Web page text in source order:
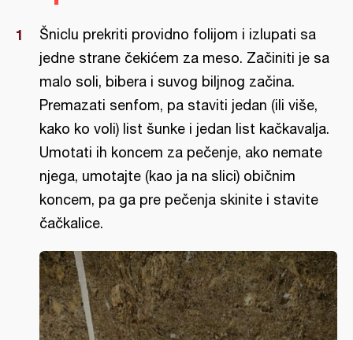
Šniclu prekriti providno folijom i izlupati sa
jedne strane čekićem za meso. Začiniti je sa
malo soli, bibera i suvog biljnog začina.
Premazati senfom, pa staviti jedan (ili više,
kako ko voli) list šunke i jedan list kačkavalja.
Umotati ih koncem za pečenje, ako nemate
njega, umotajte (kao ja na slici) običnim
koncem, pa ga pre pečenja skinite i stavite
čačkalice.